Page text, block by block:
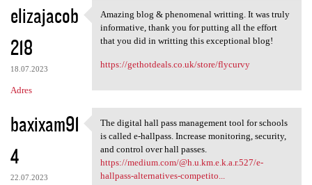
elizajacob
218
18.07.2023
Adres
Amazing blog & phenomenal
Amazing blog & phenomenal writting. It was truly
informative, thank you for putting all the effort
that you did in writting this exceptional blog!
https://gethotdeals.co.uk/store/flycurvy
baxixam91
4
22.07.2023
The digital hall pass
The digital hall pass management tool for schools
is called e-hallpass. Increase monitoring, security,
and control over hall passes.
https://medium.com/@h.u.km.e.k.a.r.527/e-
hallpass-alternatives-competito...